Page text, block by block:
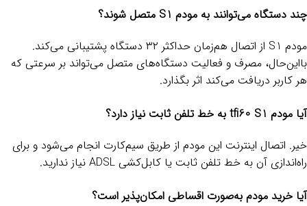
چند دستگاه می‌توانند به مودم S1 متصل شوند؟
مودم S1 از اتصال هم‌زمان حداکثر ۳۲ دستگاه پشتیبانی می‌کند.
بااین‌حال، مصرف و فعالیت دستگاه‌های متصل می‌تواند بر سرعتی که
هر کاربر دریافت می‌کند اثر بگذارد.
آیا مودم tfi60 S1 به خط تلفن ثابت نیاز دارد؟
خیر. اتصال اینترنت این مودم از طریق سیم‌کارت انجام می‌شود و برای
راه‌اندازی آن به خط تلفن ثابت یا کابل‌کشی ADSL نیاز ندارید.
آیا خرید مودم به‌صورت اقساطی امکان‌پذیر است؟